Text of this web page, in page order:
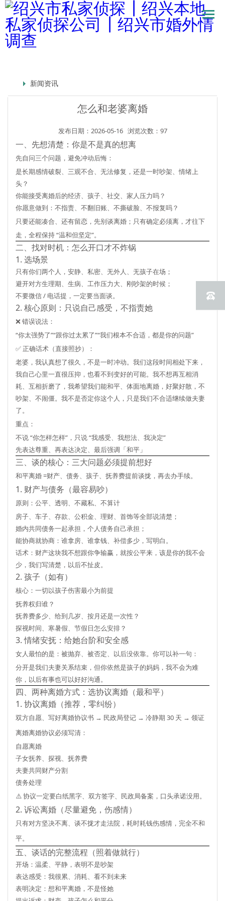
新闻资讯
怎么和老婆离婚
发布日期：2026-05-16 浏览次数：97
一、先想清楚：你是不是真的想离
先自问三个问题，避免冲动后悔：
是长期感情破裂、三观不合、无法修复，还是一时吵架、情绪上
头？
你能接受离婚后的经济、孩子、社交、家人压力吗？
你愿意做到： 不指责、不翻旧账、不撕破脸、不报复吗？
只要还能凑合、还有留恋，先别谈离婚； 只有确定必须离，才往下
走，全程保持 “温和但坚定”。
二、找对时机：怎么开口才不炸锅
1. 选场景
只有你们两个人，安静、私密、无外人、无孩子在场；
避开对方生理期、生病、工作压力大、刚吵架的时候；
不要微信 / 电话提， 一定要当面谈。
2. 核心原则：只说自己感受，不指责她
❌ 错误说法：
“你太强势了”“跟你过太累了”“我们根本不合适，都是你的问题”
✅ 正确话术（直接照抄）：
老婆，我认真想了很久，不是一时冲动。我们这段时间相处下来，
我自己心里一直很压抑，也看不到变好的可能。我不想再互相消
耗、互相折磨了，我希望我们能和平、体面地离婚 ，好聚好散，不
吵架、不闹僵。我不是否定你这个人，只是我们不合适继续做夫妻
了。
重点：
不说 “你怎样怎样”，只说 “我感受、我想法、我决定”
先表达尊重、再表达决定、最后强调「和平」
三、谈的核心：三大问题必须提前想好
和平离婚 =财产、债务、孩子、抚养费提前谈拢，再去办手续。
1. 财产与债务（最容易吵）
原则： 公平、透明、不藏私、不算计
房子、车子、存款、公积金、理财、首饰等全部说清楚；
婚内共同债务一起承担，个人债务自己承担；
能协商就协商：谁拿房、谁拿钱、补偿多少，写明白。
话术：财产这块我不想跟你争输赢，就按公平来，该是你的我不会
少，我们写清楚，以后不扯皮。
2. 孩子（如有）
核心： 一切以孩子伤害最小为前提
抚养权归谁？
抚养费多少、给到几岁、按月还是一次性？
探视时间、寒暑假、节假日怎么安排？
3. 情绪安抚：给她台阶和安全感
女人最怕的是：被抛弃、被否定、以后没依靠。你可以补一句：
分开是我们夫妻关系结束，但你依然是孩子的妈妈，我不会为难
你，以后有事也可以好好沟通。
四、两种离婚方式：选协议离婚（最和平）
1. 协议离婚（推荐，零纠纷）
双方自愿、写好离婚协议书 → 民政局登记 → 冷静期 30 天 → 领证
离婚离婚协议必须写清：
自愿离婚
子女抚养、探视、抚养费
夫妻共同财产分割
债务处理
⚠️ 协议一定要白纸黑字、双方签字、民政局备案 ，口头承诺没用。
2. 诉讼离婚（尽量避免，伤感情）
只有对方坚决不离、谈不拢才走法院，耗时耗钱伤感情，完全不和
平。
五、谈话的完整流程（照着做就行）
开场：温柔、平静，表明不是吵架
表达感受：我很累、消耗、看不到未来
表明决定：想和平离婚，不是怪她